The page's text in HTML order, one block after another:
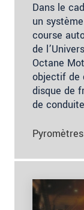
Dans le
un
course
de
Octane
objectif de
disque de
de